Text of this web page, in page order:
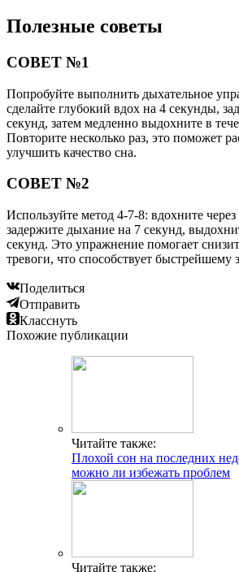
Полезные советы
СОВЕТ №1
Попробуйте выполнить дыхательное
сделайте глубокий вдох на 4 секунды,
секунд, затем медленно выдохните в
Повторите несколько раз, это поможет
улучшить качество сна.
СОВЕТ №2
Используйте метод 4-7-8: вдохните
задержите дыхание на 7 секунд,
секунд. Это упражнение помогает
тревоги, что способствует быстрейшему
Поделиться
Отправить
Класснуть
Похожие публикации
Читайте также:
Плохой сон на последних
можно ли избежать проблем
Читайте также: